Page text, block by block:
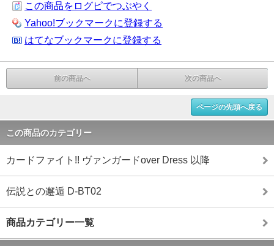
この商品をログピでつぶやく
Yahoo!ブックマークに登録する
はてなブックマークに登録する
前の商品へ 次の商品へ
ページの先頭へ戻る
この商品のカテゴリー
カードファイト!! ヴァンガードover Dress 以降
伝説との邂逅 D-BT02
商品カテゴリー一覧